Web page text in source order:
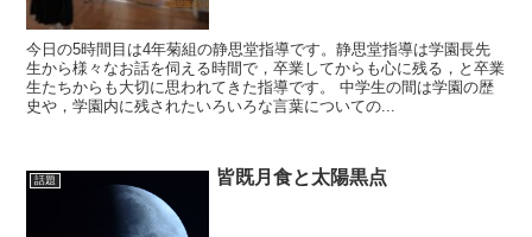
今日の5時間目は4年菊組の静思堂指導です。静思堂指導は学園長先
生から様々なお話を伺える時間で，卒業してからも心に残る，と卒業
生たちからも大切に思われてきた指導です。 中学生の間は学園の歴
史や，学園内に残されたいろいろな言葉についての...
話題 皆既月食と太陽黒点